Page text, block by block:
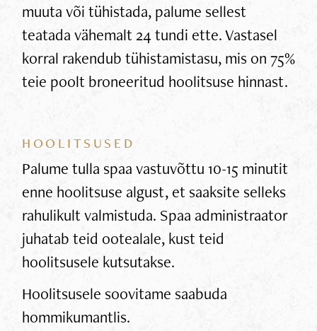
muuta või tühistada, palume sellest
teatada vähemalt 24 tundi ette. Vastasel
korral rakendub tühistamistasu, mis on 75%
teie poolt broneeritud hoolitsuse hinnast.
HOOLITSUSED
Palume tulla spaa vastuvõttu 10-15 minutit
enne hoolitsuse algust, et saaksite selleks
rahulikult valmistuda. Spaa administraator
juhatab teid ootealale, kust teid
hoolitsusele kutsutakse.
Hoolitsusele soovitame saabuda
hommikumantlis.